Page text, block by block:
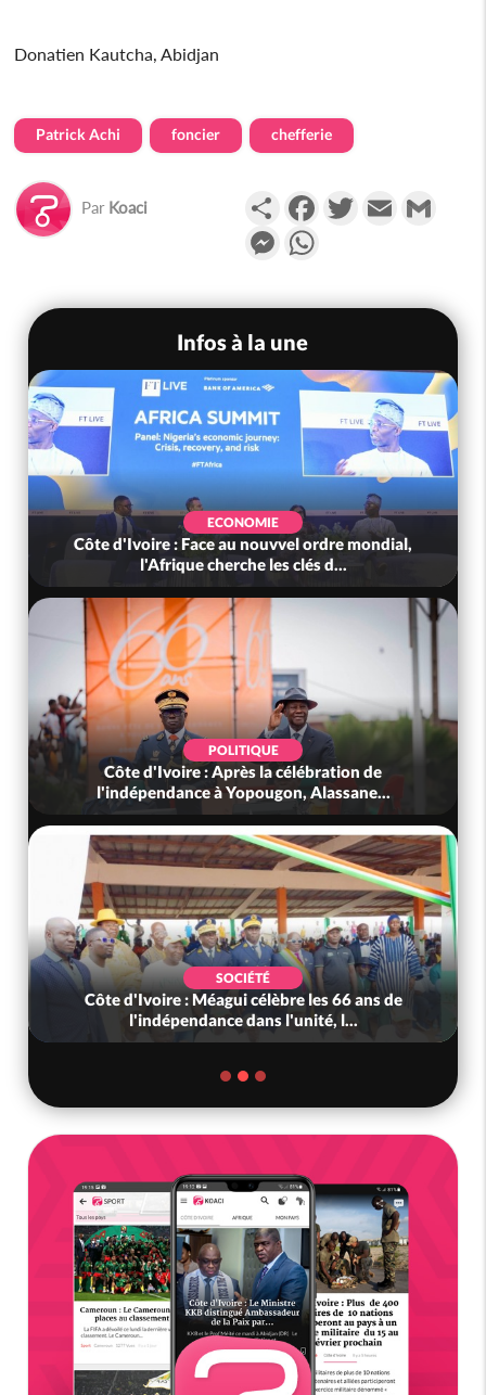
Donatien Kautcha, Abidjan
Patrick Achi foncier chefferie
Par Koaci PartagerFacebookTwitterEmail
Messenger
Infos à la une
ECONOMIE
Côte d'Ivoire : Face au nouvvel ordre mondial,
l'Afrique cherche les clés d...
POLITIQUE
Côte d'Ivoire : Après la célébration de
l'indépendance à Yopougon, Alassane...
SOCIÉTÉ
Côte d'Ivoire : Méagui célèbre les 66 ans de
l'indépendance dans l'unité, l...